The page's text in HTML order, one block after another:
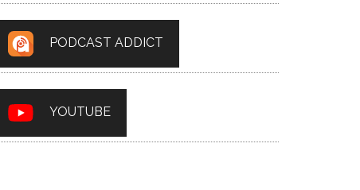
PODCAST ADDICT
YOUTUBE